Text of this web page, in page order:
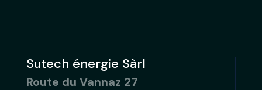
Sutech énergie Sàrl
Route du Vannaz 27